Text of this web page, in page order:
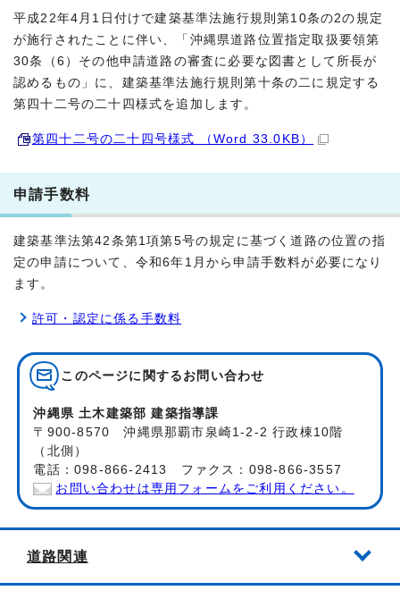
平成22年4月1日付けで建築基準法施行規則第10条の2の規定
が施行されたことに伴い、「沖縄県道路位置指定取扱要領第
30条（6）その他申請道路の審査に必要な図書として所長が
認めるもの」に、建築基準法施行規則第十条の二に規定する
第四十二号の二十四様式を追加します。
第四十二号の二十四号様式 （Word 33.0KB）
申請手数料
建築基準法第42条第1項第5号の規定に基づく道路の位置の指
定の申請について、令和6年1月から申請手数料が必要になり
ます。
許可・認定に係る手数料
このページに関する お問い合わせ
沖縄県 土木建築部 建築指導課
〒900-8570 沖縄県那覇市泉崎1-2-2 行政棟10階
（北側）
電話：098-866-2413 ファクス：098-866-3557
お問い合わせは専用フォームをご利用ください。
道路関連